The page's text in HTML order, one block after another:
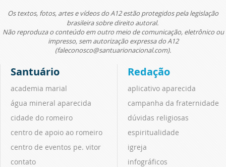
Os textos, fotos, artes e vídeos do A12 estão protegidos pela legislação
brasileira sobre direito autoral.
Não reproduza o conteúdo em outro meio de comunicação, eletrônico ou
impresso, sem autorização expressa do A12
(faleconosco@santuarionacional.com).
Santuário
academia marial
água mineral aparecida
cidade do romeiro
centro de apoio ao romeiro
centro de eventos pe. vitor
contato
Redação
aplicativo aparecida
campanha da fraternidade
dúvidas religiosas
espiritualidade
igreja
infográficos